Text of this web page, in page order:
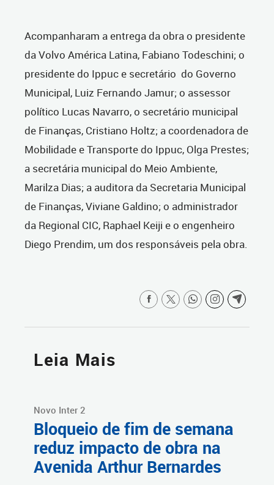
Acompanharam a entrega da obra o presidente
da Volvo América Latina, Fabiano Todeschini; o
presidente do Ippuc e secretário do Governo
Municipal, Luiz Fernando Jamur; o assessor
político Lucas Navarro, o secretário municipal
de Finanças, Cristiano Holtz; a coordenadora de
Mobilidade e Transporte do Ippuc, Olga Prestes;
a secretária municipal do Meio Ambiente,
Marilza Dias; a auditora da Secretaria Municipal
de Finanças, Viviane Galdino; o administrador
da Regional CIC, Raphael Keiji e o engenheiro
Diego Prendim, um dos responsáveis pela obra.
Leia Mais
Novo Inter 2
Bloqueio de fim de semana
reduz impacto de obra na
Avenida Arthur Bernardes